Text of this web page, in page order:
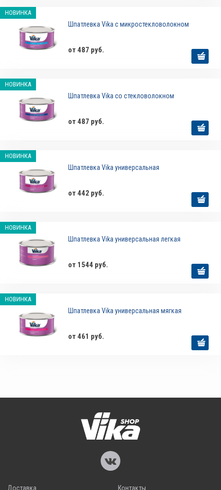
НОВИНКА
Шпатлевка Vika с микростекловолокном
от 487 руб.
НОВИНКА
Шпатлевка Vika со стекловолокном
от 487 руб.
НОВИНКА
Шпатлевка Vika универсальная
от 442 руб.
НОВИНКА
Шпатлевка Vika универсальная легкая
от 1544 руб.
НОВИНКА
Шпатлевка Vika универсальная мягкая
от 461 руб.
Доставка Контакты